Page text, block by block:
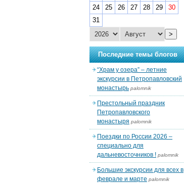
24
25 26 27 28 29
30
31
>
Последние темы блогов
“Храм у озера” – летние
экскурсии в Петропавловский
монастырь palomnik
Престольный праздник
Петропавловского
монастыря palomnik
Поездки по России 2026 –
специально для
дальневосточников ! palomnik
Большие экскурсии для всех в
феврале и марте palomnik